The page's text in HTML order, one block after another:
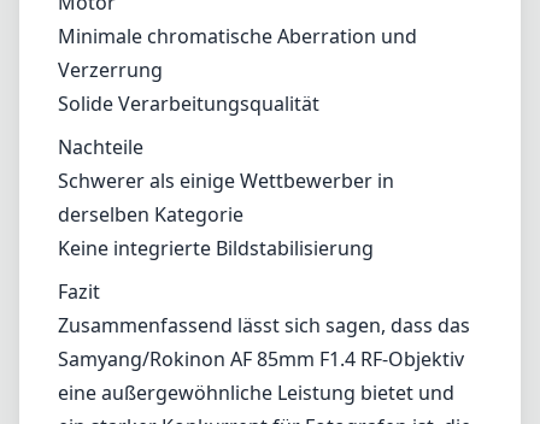
Vorteile und Nachteile
Vorteile
Exzellente optische Leistung und Schärfe
Schnelle Blende von f/1.4 für gute Leistung bei
schwachem Licht und Tiefenschärfekontrolle
Minimale chromatische Aberration und
Verzerrung
Solide Verarbeitungsqualität